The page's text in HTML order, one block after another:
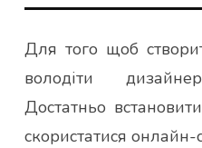
Для того щоб
володіти
Достатньо
скористатися онлайн-